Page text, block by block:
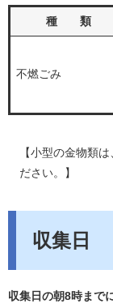
種 類
不燃ごみ
【小型の金物類は
ださい。】
収集日
収集日の朝8時まで